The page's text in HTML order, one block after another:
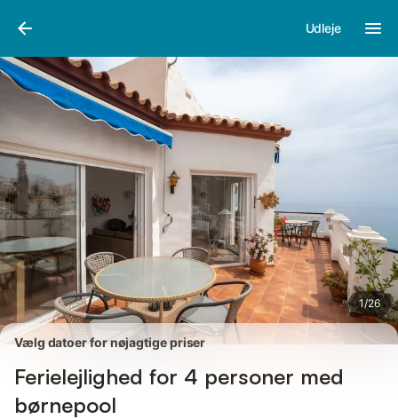
Udleje
1/26
Billeder
Vælg datoer for nøjagtige priser
Ferielejlighed for 4 personer med
børnepool